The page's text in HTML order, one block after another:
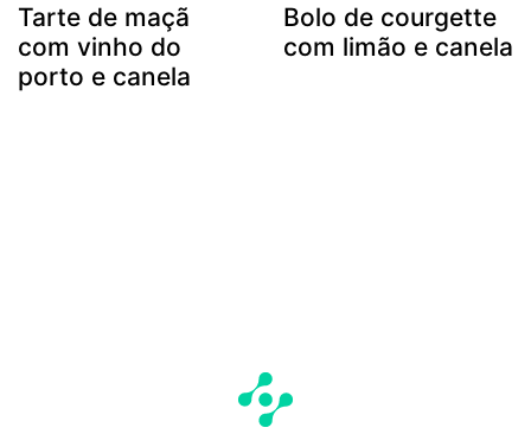
Tarte de maçã
com vinho do
porto e canela
Bolo de courgette
com limão e canela